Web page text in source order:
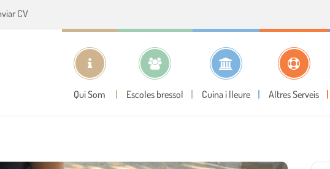
CV
Qui Som Escoles bressol Cuina i lleure Altres Serveis